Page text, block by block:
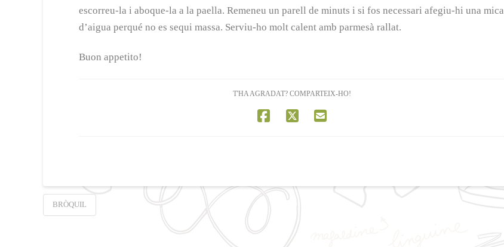
escorreu-la i aboque-la a la paella. Remeneu un parell de minuts i si fos necessari afegiu-hi una mica
d’aigua perqué no es sequi massa. Serviu-ho molt calent amb parmesà rallat.
Buon appetito!
T'HA AGRADAT? COMPARTEIX-HO!
BRÒQUIL